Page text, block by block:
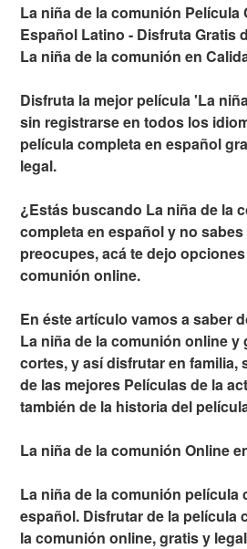
La niña de la comunión Película
Español Latino - Disfruta Gratis
La niña de la comunión en
Disfruta la mejor película 'La
sin registrarse en todos los
película completa en español
legal.
¿Estás buscando La niña de la
completa en español y no
preocupes, acá te dejo
comunión online.
En éste artículo vamos a saber
La niña de la comunión online y
cortes, y así disfrutar en familia,
de las mejores Películas de la
también de la historia del
La niña de la comunión Online
La niña de la comunión película
español. Disfrutar de la película
la comunión online, gratis y